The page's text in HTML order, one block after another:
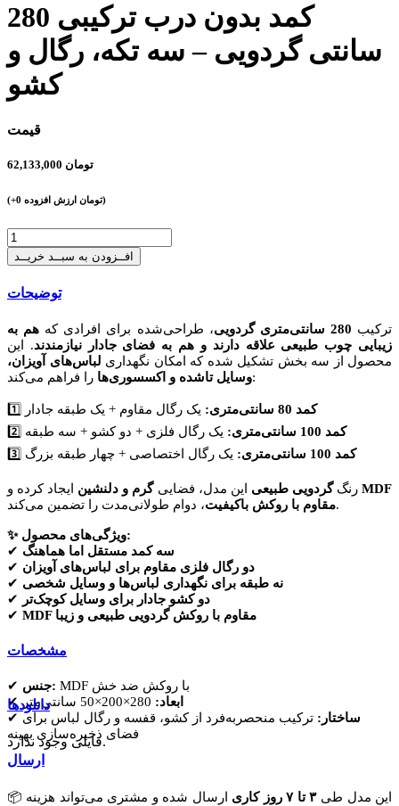
کمد بدون درب ترکیبی 280
سانتی گردویی – سه تکه، رگال و
کشو
قیمت
62,133,000 تومان
(+0 تومان ارزش افزوده)
افــزودن به سبــد خریــد
توضیحات
ترکیب 280 سانتی‌متری گردویی ، طراحی‌شده برای افرادی که هم به
زیبایی چوب طبیعی علاقه دارند و هم به فضای جادار نیازمندند. این
محصول از سه بخش تشکیل شده که امکان نگهداری لباس‌های آویزان،
وسایل تاشده و اکسسوری‌هارا فراهم می‌کند:
1️⃣ کمد 80 سانتی‌متری:
یک رگال مقاوم + یک طبقه جادار
2️⃣
کمد 100 سانتی‌متری:
یک رگال فلزی + دو کشو + سه طبقه
3️⃣
کمد 100 سانتی‌متری: یک رگال اختصاصی + چهار طبقه بزرگ
رنگگردویی طبیعی این مدل، فضاییگرم و دلنشین ایجاد کرده وMDF
مقاوم با روکش باکیفیت، دوام طولانی‌مدت را تضمین می‌کند.
✨ ویژگی‌های محصول:
✔ سه کمد مستقل اما هماهنگ
✔ دو رگال فلزی مقاوم برای لباس‌های آویزان
✔ نه طبقه برای نگهداری لباس‌ها و وسایل شخصی
✔
دو کشو جادار برای وسایل کوچک‌تر
✔
MDF مقاوم با روکش گردویی طبیعی و زیبا
مشخصات
✔ جنس:
MDF با روکش ضد خش
✔
ابعاد:
✔
ساختار: ترکیب منحصر‌به‌فرد از کشو، قفسه و رگال لباس برای
فضای ذخیره‌سازی بهینه
دانلودها
فایلی وجود ندارد.
ارسال
📦 این مدل طی۳ تا ۷ روز کاری
ارسال شده و مشتری می‌تواند هزینه